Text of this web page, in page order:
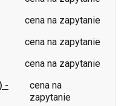
cena na
cena na zapytanie